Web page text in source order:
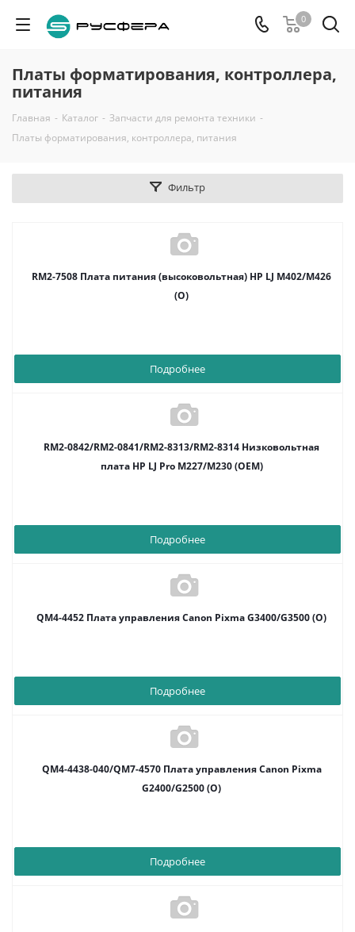
0
Платы форматирования, контроллера,
питания
Главная - Каталог - Запчасти для ремонта техники -
Платы форматирования, контроллера, питания
Фильтр
RM2-7508 Плата питания (высоковольтная) HP LJ M402/M426
(O)
Подробнее
RM2-0842/RM2-0841/RM2-8313/RM2-8314 Низковольтная
плата HP LJ Pro M227/M230 (OEM)
Подробнее
QM4-4452 Плата управления Canon Pixma G3400/G3500 (O)
Подробнее
QM4-4438-040/QM7-4570 Плата управления Canon Pixma
G2400/G2500 (O)
Подробнее